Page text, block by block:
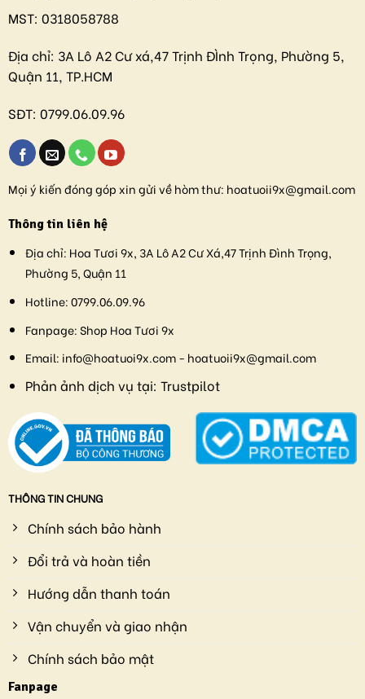
MST: 0318058788
Địa chỉ: 3A Lô A2 Cư xá,47 Trịnh ĐÌnh Trọng, Phường 5,
Quận 11, TP.HCM
SĐT: 0799.06.09.96
Mọi ý kiến đóng góp xin gửi về hòm thư: hoatuoii9x@gmail.com
Thông tin liên hệ
Địa chỉ: Hoa Tươi 9x, 3A Lô A2 Cư Xá,47 Trịnh Đình Trọng,
Phường 5, Quận 11
Hotline:0799.06.09.96
Fanpage:Shop Hoa Tươi 9x
Email: info@hoatuoi9x.com - hoatuoii9x@gmail.com
Phản ảnh dịch vụ tại: Trustpilot
THÔNG TIN CHUNG
Chính sách bảo hành
Đổi trả và hoàn tiền
Hướng dẫn thanh toán
Vận chuyển và giao nhận
Chính sách bảo mật
Fanpage